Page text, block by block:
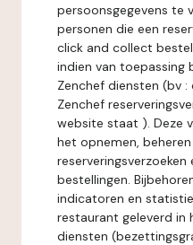
persoonsgegevens te
personen die een
click and collect
indien van toepassing
Zenchef diensten (bv
Zenchef
website staat ). Deze
het opnemen,
bestellingen.
indicatoren en
restaurant geleverd in
diensten